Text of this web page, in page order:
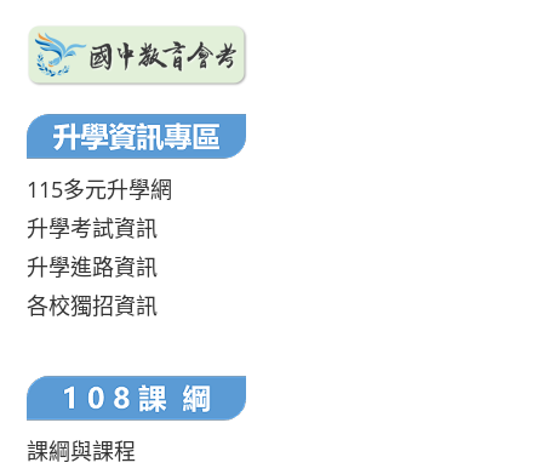
115多元升學網
升學考試資訊
升學進路資訊
各校獨招資訊
課綱與課程